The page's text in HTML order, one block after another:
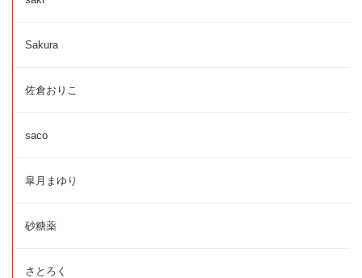
Sakura
佐倉おりこ
saco
皐月まゆり
砂糖薬
さとろく